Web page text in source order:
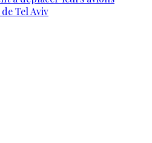
Tel Aviv